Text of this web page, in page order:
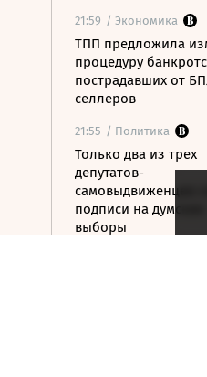
21:59 / Экономика
ТПП предложила
процедуру
пострадавших от
селлеров
21:55 / Политика
Только два из трех
депутатов-
самовыдвиженцев
подписи на думские
выборы